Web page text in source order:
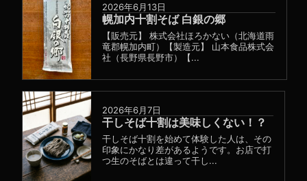
2026年6月13日
幌加内十割そば 白銀の郷
【販売元】 株式会社ほろかない（北海道雨
竜郡幌加内町）【製造元】 山本食品株式会
社（長野県長野市）【...
2026年6月7日
干しそば十割は美味しくない！？
干しそば十割を始めて体験した人は、その
印象にかなり差があるようです。お店で打
つ生のそばとは違って干し...